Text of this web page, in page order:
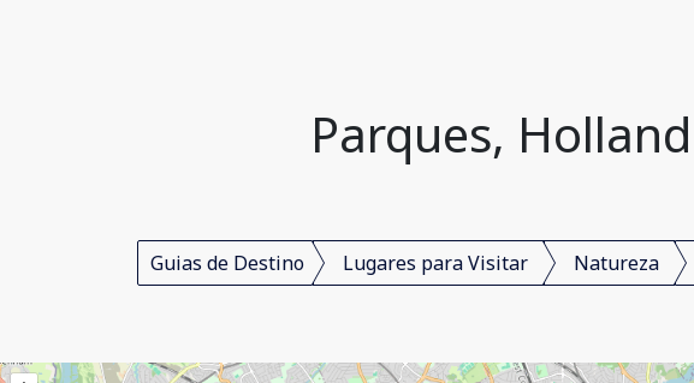
Parques,
Guias de Destino Lugares para Visitar Natureza